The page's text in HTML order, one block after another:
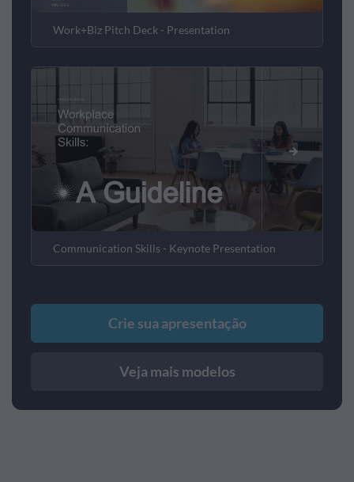
Work+Biz Pitch Deck - Presentation
Communication Skills - Keynote Presentation
Crie sua apresentação
Veja mais modelos